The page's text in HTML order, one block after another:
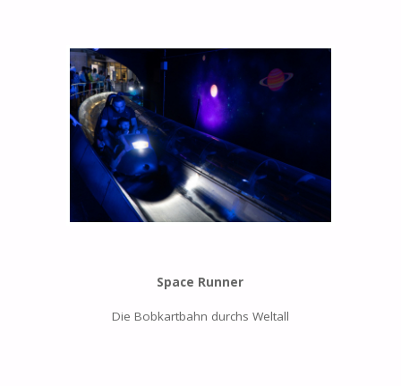
Space Runner
Die Bobkartbahn durchs Weltall